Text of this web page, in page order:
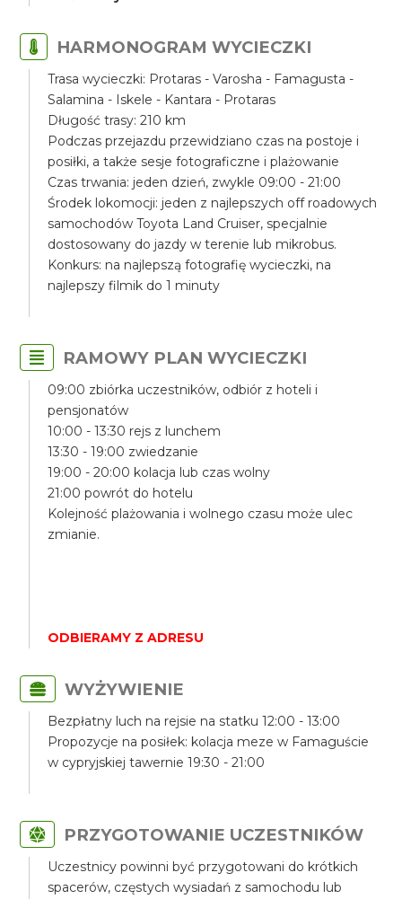
HARMONOGRAM WYCIECZKI
Trasa wycieczki: Protaras - Varosha - Famagusta -
Salamina - Iskele - Kantara - Protaras
Długość trasy: 210 km
Podczas przejazdu przewidziano czas na postoje i
posiłki, a także sesje fotograficzne i plażowanie
Czas trwania: jeden dzień, zwykle 09:00 - 21:00
Środek lokomocji: jeden z najlepszych off roadowych
samochodów Toyota Land Cruiser, specjalnie
dostosowany do jazdy w terenie lub mikrobus.
Konkurs: na najlepszą fotografię wycieczki, na
najlepszy filmik do 1 minuty
RAMOWY PLAN WYCIECZKI
09:00 zbiórka uczestników, odbiór z hoteli i
pensjonatów
10:00 - 13:30 rejs z lunchem
13:30 - 19:00 zwiedzanie
19:00 - 20:00 kolacja lub czas wolny
21:00 powrót do hotelu
Kolejność plażowania i wolnego czasu może ulec
zmianie.
ODBIERAMY Z ADRESU
WYŻYWIENIE
Bezpłatny luch na rejsie na statku 12:00 - 13:00
Propozycje na posiłek: kolacja meze w Famaguście
w cypryjskiej tawernie 19:30 - 21:00
PRZYGOTOWANIE UCZESTNIKÓW
Uczestnicy powinni być przygotowani do krótkich
spacerów, częstych wysiadań z samochodu lub